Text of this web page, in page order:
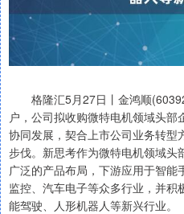
格隆汇5月27日丨金鸿顺
户，公司拟收购微特电机领域头
协同发展，契合上市公司业务转型
步伐。新思考作为微特电机领域头
广泛的产品布局，下游应用于智
监控、汽车电子等众多行业，并
能驾驶、人形机器人等新兴行业。